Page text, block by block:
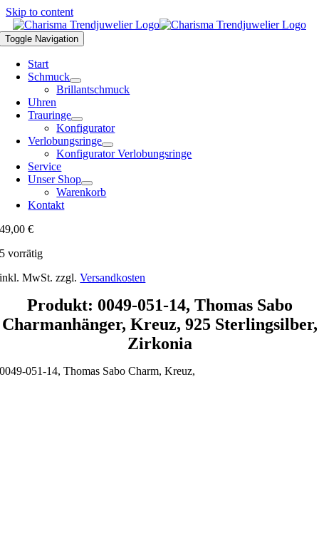
Skip to content
Toggle Navigation
Start
Schmuck
Brillantschmuck
Uhren
Trauringe
Konfigurator
Verlobungsringe
Konfigurator Verlobungsringe
Service
Unser Shop
Warenkorb
Kontakt
49,00€
5 vorrätig
inkl. MwSt. zzgl.Versandkosten
Produkt: 0049-051-14, Thomas Sabo
Charmanhänger, Kreuz, 925 Sterlingsilber,
Zirkonia
0049-051-14, Thomas Sabo Charm, Kreuz,